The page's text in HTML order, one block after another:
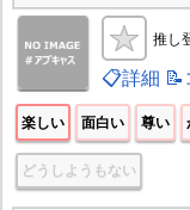
推し
📋詳細 📝
楽しい 面白い 尊い
どうしようもない